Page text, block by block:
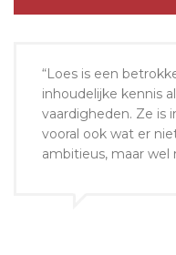
“Loes is een
inhoudelijke kennis
vaardigheden. Ze is
vooral ook wat er
ambitieus, maar